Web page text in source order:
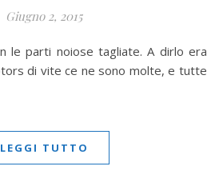
Giugno 2, 2015
di vite ce ne sono molte, e tutte
LEGGI TUTTO